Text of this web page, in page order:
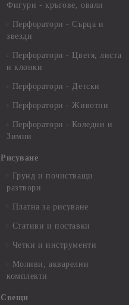
Фигури - кръгове, овали
Перфоратори - Сърца и
звезди
Перфоратори - Цветя, листа
и клонки
Перфоратори - Детски
Перфоратори - Животни
Перфоратори - Коледни и
Зимни
Рисуване
Грунд и почистващи
разтвори
Платна за рисуване
Стативи и поставки
Четки и инструменти
Моливи, акварелни
комплекти
Свещи